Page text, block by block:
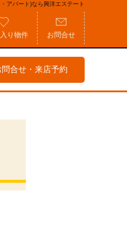
アパート)なら興洋エステート
り物件 お問合せ
問合せ・来店予約